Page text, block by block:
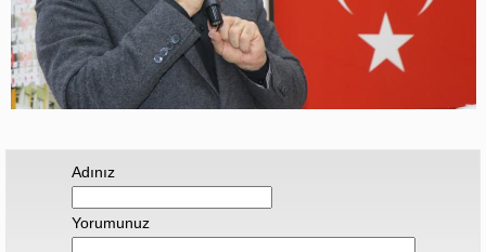
Adınız
Yorumunuz